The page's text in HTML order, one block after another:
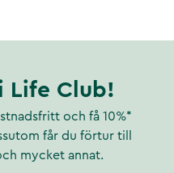
Life Club!
och få 10%*
får du förtur till
mycket annat.